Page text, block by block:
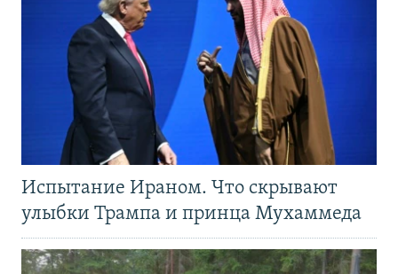
Испытание Ираном. Что скрывают
улыбки Трампа и принца Мухаммеда